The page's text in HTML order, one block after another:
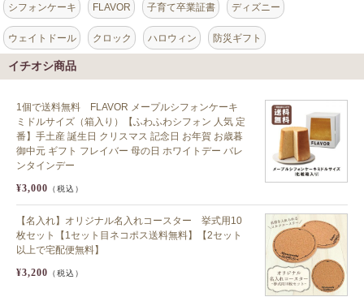
シフォンケーキ FLAVOR 子育て卒業証書 ディズニー
ウェイトドール クロック ハロウィン 防災ギフト
イチオシ商品
1個で送料無料 FLAVOR メープルシフォンケーキ
ミドルサイズ（箱入り）【ふわふわシフォン 人気 定
番】手土産 誕生日 クリスマス 記念日 お年賀 お歳暮
御中元 ギフト フレイバー 母の日 ホワイトデー バレ
ンタインデー
¥3,000 （税込）
【名入れ】オリジナル名入れコースター 挙式用10
枚セット【1セット目ネコポス送料無料】【2セット
以上で宅配便無料】
¥3,200 （税込）